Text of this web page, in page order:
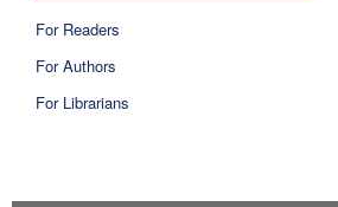
For Readers
For Authors
For Librarians